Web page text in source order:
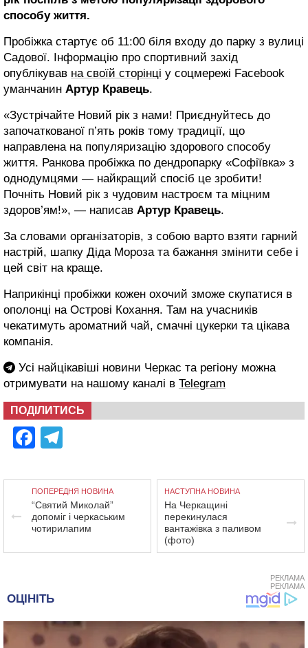
способу життя.
Пробіжка стартує об 11:00 біля входу до парку з вулиці
Садової. Інформацію про спортивний захід
опублікував на своїй сторінці у соцмережі Facebook
уманчанин Артур Кравець.
«Зустрічайте Новий рік з нами! Приєднуйтесь до
започаткованої п’ять років тому традиції, що
направлена на популяризацію здорового способу
життя. Ранкова пробіжка по дендропарку «Софіївка» з
однодумцями ― найкращий спосіб це зробити!
Почніть Новий рік з чудовим настроєм та міцним
здоров’ям!», ― написав Артур Кравець.
За словами організаторів, з собою варто взяти гарний
настрій, шапку Діда Мороза та бажання змінити себе і
цей світ на краще.
Наприкінці пробіжки кожен охочий зможе скупатися в
ополонці на Острові Кохання. Там на учасників
чекатимуть ароматний чай, смачні цукерки та цікава
компанія.
Усі найцікавіші новини Черкас та регіону можна
отримувати на нашому каналі в Telegram
ПОДІЛИТИСЬ
Facebook
ПОПЕРЕДНЯ НОВИНА
“Святий Миколай”
допоміг і черкаським
чотирилапим
НАСТУПНА НОВИНА
На Черкащині
перекинулася
вантажівка з паливом
(фото)
РЕКЛАМА
РЕКЛАМА